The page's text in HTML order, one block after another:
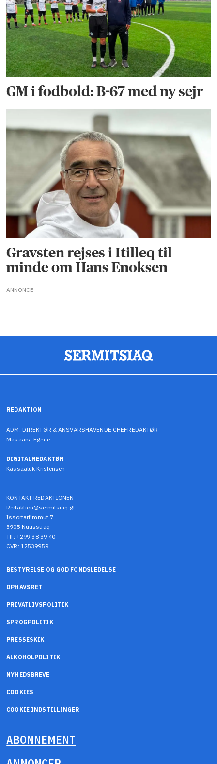
GM i fodbold: B-67 med ny sejr
Gravsten rejses i Itilleq til
minde om Hans Enoksen
ANNONCE
REDAKTION
ADM. DIREKTØR & ANSVARSHAVENDE CHEFREDAKTØR
Masaana Egede
DIGITALREDAKTØR
Kassaaluk Kristensen
KONTAKT REDAKTIONEN
Redaktion@sermitsiaq.gl
Issortarfimmut 7
3905 Nuussuaq
Tlf: +299 38 39 40
CVR: 12539959
BESTYRELSE OG GOD FONDSLEDELSE
OPHAVSRET
PRIVATLIVSPOLITIK
SPROGPOLITIK
PRESSESKIK
ALKOHOLPOLITIK
NYHEDSBREVE
COOKIES
COOKIE INDSTILLINGER
ABONNEMENT